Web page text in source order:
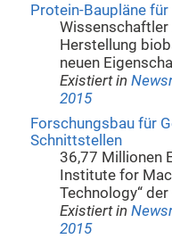
Protein-Baupläne
Wissenschaftler
Herstellung
neuen
Existiert in
2015
Forschungsbau für
Schnittstellen
36,77 Millionen
Institute for
Technology“
Existiert in
2015